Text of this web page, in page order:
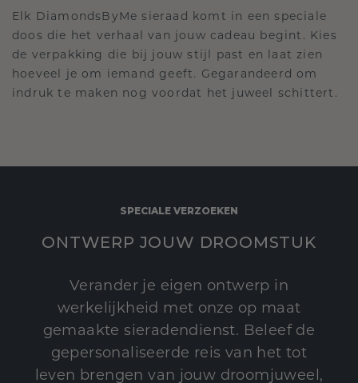
Elk DiamondsByMe sieraad komt in een speciale
doos die het verhaal van jouw cadeau begint. Kies
de verpakking die bij jouw stijl past en laat zien
hoeveel je om iemand geeft. Gegarandeerd om
indruk te maken nog voordat het juweel schittert.
SPECIALE VERZOEKEN
ONTWERP JOUW DROOMSTUK
Verander je eigen ontwerp in
werkelijkheid met onze op maat
gemaakte sieradendienst. Beleef de
gepersonaliseerde reis van het tot
leven brengen van jouw droomjuweel,